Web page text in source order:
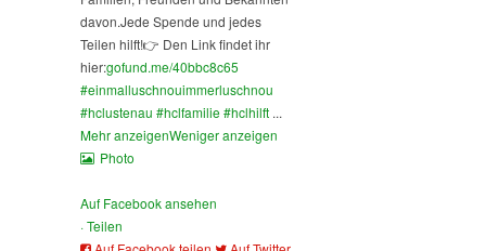
davon.Jede Spende und jedes
Teilen hilft!👉 Den Link findet ihr
hier:gofund.me/40bbc8c65
#einmalluschnouimmerluschnou
#hclustenau #hclfamilie#hclhilft ...
Mehr anzeigenWeniger anzeigen
Photo
Auf Facebook ansehen
·Teilen